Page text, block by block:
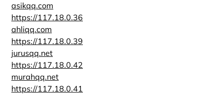
asikqq.com
https://117.18.0.36
ahliqq.com
https://117.18.0.39
jurusqq.net
https://117.18.0.42
murahqq.net
https://117.18.0.41